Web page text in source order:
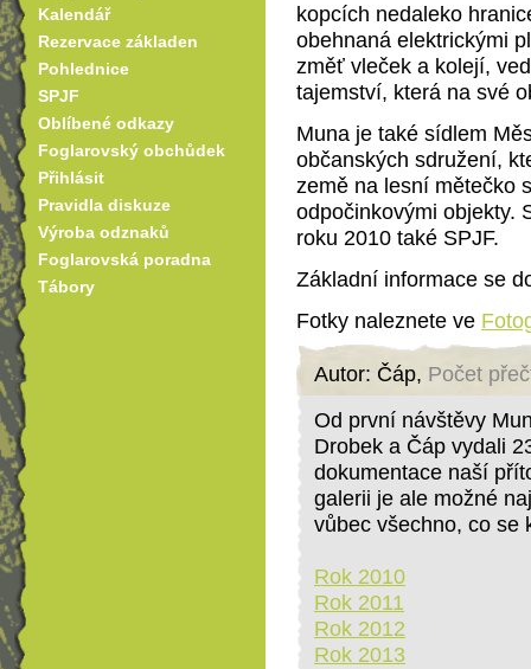
kopcích nedaleko
obehnaná elektrickými
změť vleček a kolejí,
tajemství, která na své
Muna je také sídlem
občanských sdružení,
země na lesní mětečko
odpočinkovými objekty.
roku 2010 také SPJF.
Základní informace se
Fotky naleznete ve
Autor: Čáp, Počet
Od první návštěvy
Drobek a Čáp vydali
dokumentace naší
galerii je ale možné
vůbec všechno, co se
Rok 2010
Rok 2011
Rok 2012
Rok 2013
Kalendář
Rezervace základen
Pohlednice
SPJF
Oblíbené odkazy
Foglarovský obchůdek
Přihlásit
Pravidla diskuze
Výroba odznaků
Foglarovská poradna
Tábory